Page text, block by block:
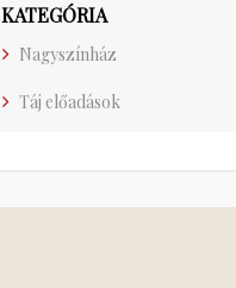
KATEGÓRIA
Nagyszínház
Táj előadások